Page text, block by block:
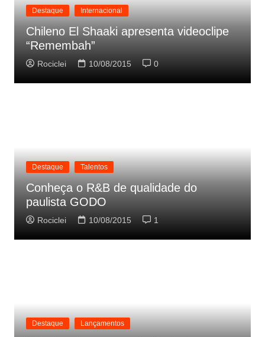
Destaque Internacional
Chileno El Shaaki apresenta videoclipe
“Remembah”
Rociclei 10/08/2015 0
Destaque Talentos
Conheça o R&B de qualidade do
paulista GODO
Rociclei 10/08/2015 1
Destaque Lançamentos